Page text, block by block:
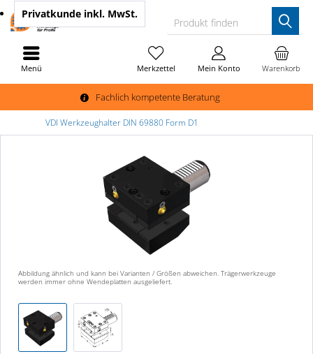
Fachlich kompetente Beratung
Produkt finden
Warenkorb
Merkzettel Mein Konto
Privatkunde inkl. MwSt.
Menü
VDI Werkzeughalter DIN 69880 Form D1
Abbildung ähnlich und kann bei Varianten / Größen abweichen. Trägerwerkzeuge
werden immer ohne Wendeplatten ausgeliefert.